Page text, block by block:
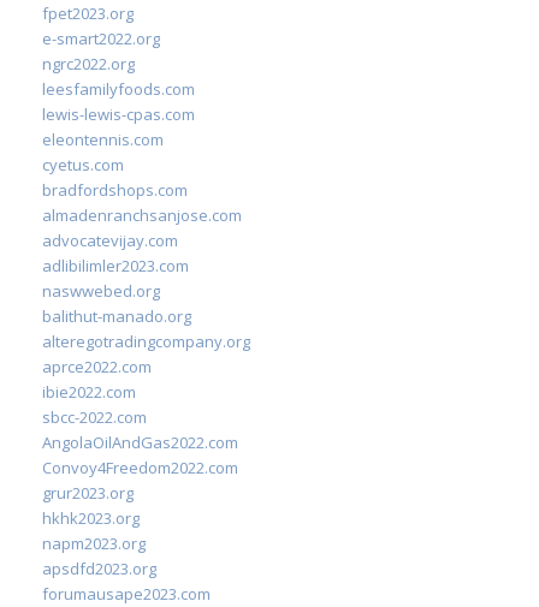
fpet2023.org
e-smart2022.org
ngrc2022.org
leesfamilyfoods.com
lewis-lewis-cpas.com
eleontennis.com
cyetus.com
bradfordshops.com
almadenranchsanjose.com
advocatevijay.com
adlibilimler2023.com
naswwebed.org
balithut-manado.org
alteregotradingcompany.org
aprce2022.com
ibie2022.com
sbcc-2022.com
AngolaOilAndGas2022.com
Convoy4Freedom2022.com
grur2023.org
hkhk2023.org
napm2023.org
apsdfd2023.org
forumausape2023.com